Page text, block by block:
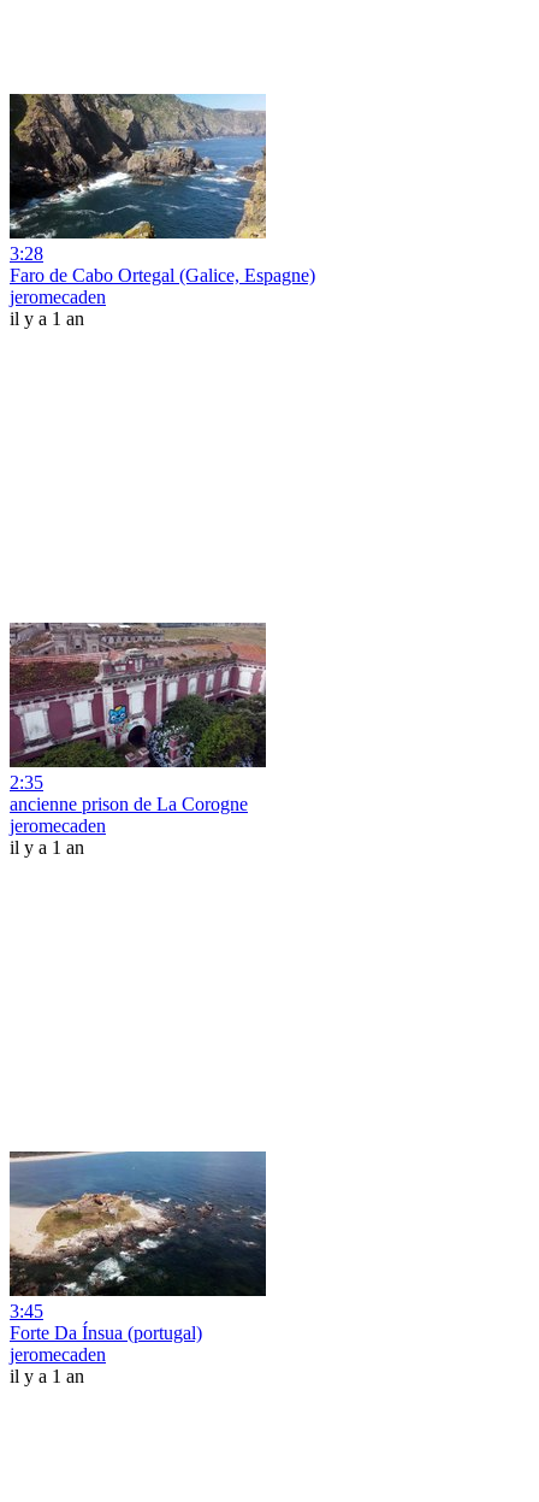
3:28
Faro de Cabo Ortegal (Galice, Espagne)
jeromecaden
il y a 1 an
2:35
ancienne prison de La Corogne
jeromecaden
il y a 1 an
3:45
Forte Da Ínsua (portugal)
jeromecaden
il y a 1 an